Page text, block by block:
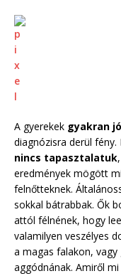
A gyerekek gyakran
diagnózisra derül
nincs tapasztalatuk
eredmények mögött
felnőtteknek.
sokkal bátrabbak. Ők
attól félnének, hogy
valamilyen veszélyes
a magas falakon,
aggódnának. Amiről